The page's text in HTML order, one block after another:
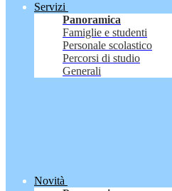
Servizi
Panoramica
Famiglie e studenti
Personale scolastico
Percorsi di studio
Generali
Novità